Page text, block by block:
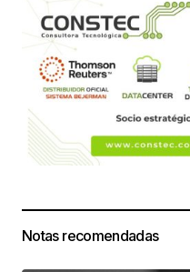
Notas recomendadas